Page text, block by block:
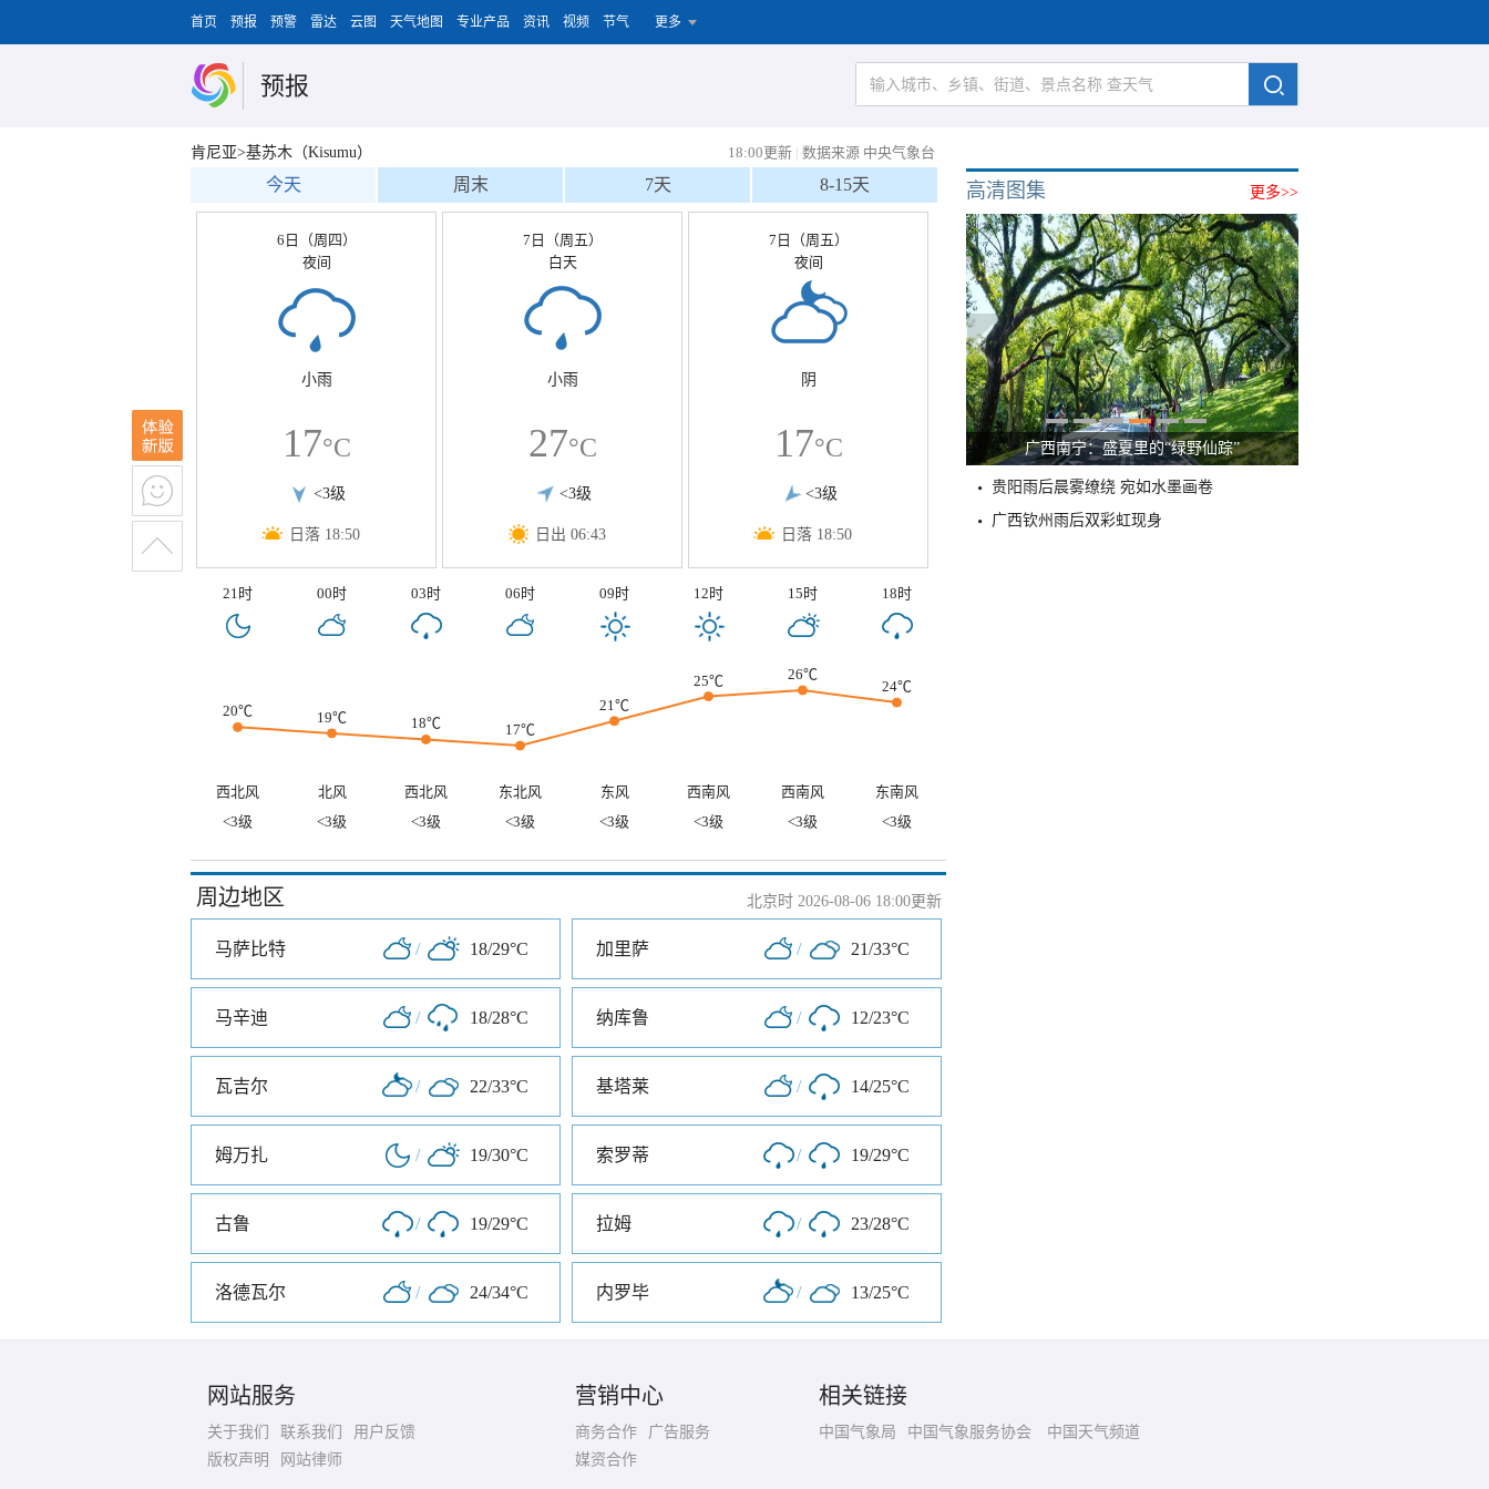
首页 预报 预警 雷达 云图 天气地图 专业产品 资讯 视频 节气 更多
预报
肯尼亚>基苏木（Kisumu） 18:00更新 | 数据来源 中央气象台
今天 周末 7天 8-15天
6日（周四）
夜间
小雨
17°C
<3级
日落 18:50
7日（周五）
白天
小雨
27°C
<3级
日出 06:43
7日（周五）
夜间
阴
17°C
<3级
日落 18:50
21时 00时 03时 06时 09时 12时 15时 18时
20℃ 19℃ 18℃ 17℃
21℃
25℃ 26℃
24℃
西北风 北风 西北风 东北风 东风 西南风 西南风
东南风
<3级
<3级 <3级 <3级 <3级 <3级 <3级 <3级
周边地区 北京时 2026-08-06 18:00更新
马萨比特 / 18/29°C 加里萨 / 21/33°C
马辛迪 / 18/28°C 纳库鲁 / 12/23°C
瓦吉尔 / 22/33°C 基塔莱 / 14/25°C
姆万扎 / 19/30°C 索罗蒂 / 19/29°C
古鲁 / 19/29°C 拉姆 / 23/28°C
洛德瓦尔 / 24/34°C 内罗毕 / 13/25°C
更多>>
高清图集
广西南宁：盛夏里的“绿野仙踪”
贵阳雨后晨雾缭绕 宛如水墨画卷
广西钦州雨后双彩虹现身
网站服务
关于我们 联系我们
用户反馈
版权声明
网站律师
营销中心
商务合作
广告服务
媒资合作
相关链接
中国气象局 中国气象服务协会 中国天气频道